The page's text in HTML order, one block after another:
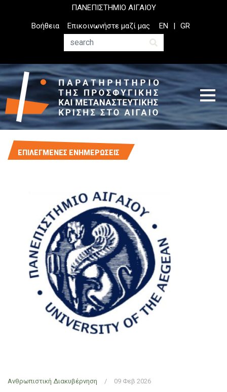
ΠΑΝΕΠΙΣΤΗΜΙΟ ΑΙΓΑΙΟΥ
Top
Header
Βοήθεια
Επικοινωνήστε μαζί μας
Αναζήτηση
EN GR
ΕΠΙΛΕΓΜΕΝΕΣ ΕΝΗΜΕΡΩΣΕΙΣ
Ανθρωπιστική Διακυβέρνηση / 09 Φεβ 2026